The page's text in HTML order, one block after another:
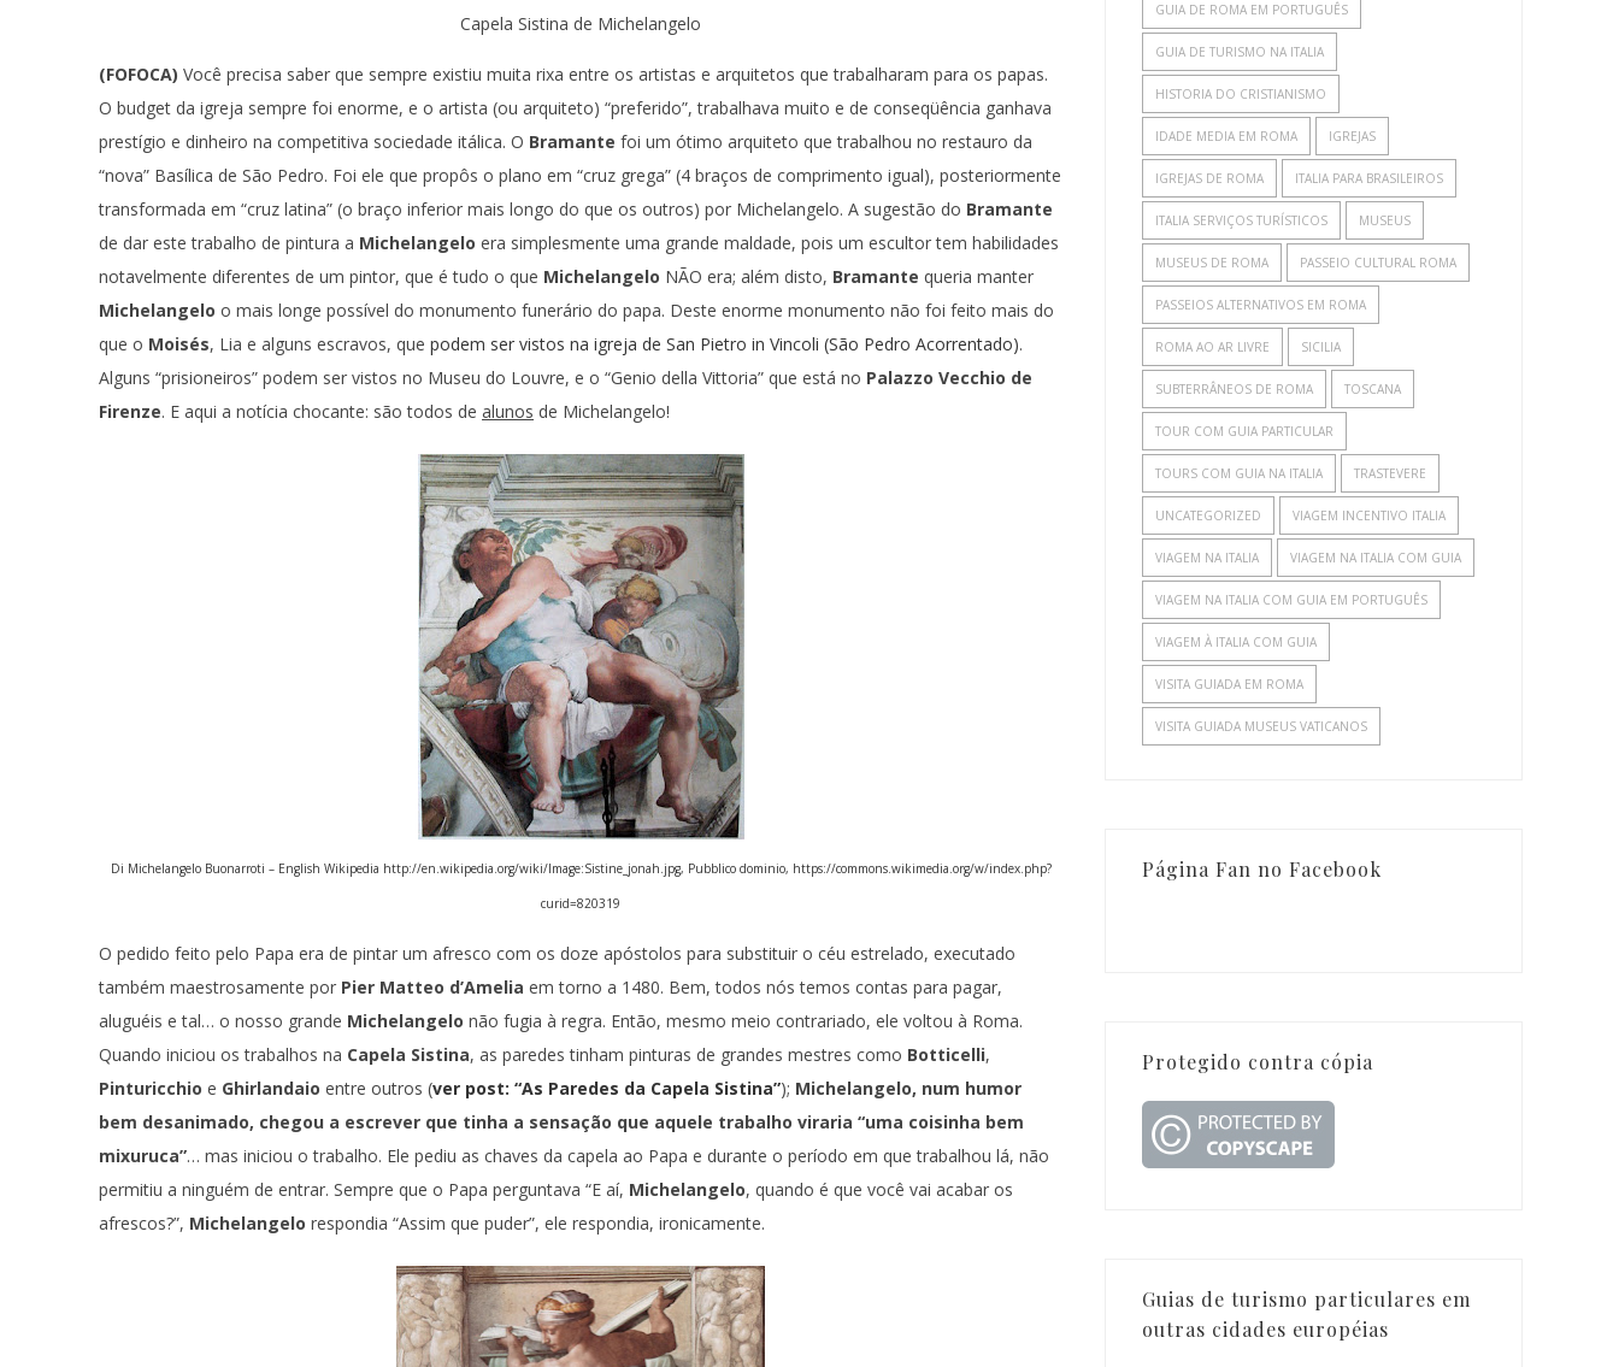
Capela Sistina de Michelangelo
(FOFOCA) Você precisa saber que sempre existiu muita rixa entre os artistas e arquitetos que trabalharam para os papas.
O budget da igreja sempre foi enorme, e o artista (ou arquiteto) “preferido”, trabalhava muito e de conseqüência ganhava
prestígio e dinheiro na competitiva sociedade itálica. O Bramante foi um ótimo arquiteto que trabalhou no restauro da
“nova” Basílica de São Pedro. Foi ele que propôs o plano em “cruz grega” (4 braços de comprimento igual), posteriormente
transformada em “cruz latina” (o braço inferior mais longo do que os outros) por Michelangelo. A sugestão do Bramante
de dar este trabalho de pintura a Michelangelo era simplesmente uma grande maldade, pois um escultor tem habilidades
notavelmente diferentes de um pintor, que é tudo o que Michelangelo NÃO era; além disto, Bramante queria manter
Michelangelo o mais longe possível do monumento funerário do papa. Deste enorme monumento não foi feito mais do
que o Moisés, Lia e alguns escravos, que podem ser vistos na igreja de San Pietro in Vincoli (São Pedro Acorrentado).
Alguns “prisioneiros” podem ser vistos no Museu do Louvre, e o “Genio della Vittoria” que está no Palazzo Vecchio de
Firenze. E aqui a notícia chocante: são todos de alunos de Michelangelo!
Di Michelangelo Buonarroti – English Wikipedia http://en.wikipedia.org/wiki/Image:Sistine_jonah.jpg, Pubblico dominio, https://commons.wikimedia.org/w/index.php?
curid=820319
O pedido feito pelo Papa era de pintar um afresco com os doze apóstolos para substituir o céu estrelado, executado
também maestrosamente por Pier Matteo d’Amelia em torno a 1480. Bem, todos nós temos contas para pagar,
aluguéis e tal… o nosso grande Michelangelo não fugia à regra. Então, mesmo meio contrariado, ele voltou à Roma.
Quando iniciou os trabalhos na Capela Sistina, as paredes tinham pinturas de grandes mestres como Botticelli,
Pinturicchio e Ghirlandaio entre outros (ver post: “As Paredes da Capela Sistina”); Michelangelo, num humor
bem desanimado, chegou a escrever que tinha a sensação que aquele trabalho viraria “uma coisinha bem
mixuruca”… mas iniciou o trabalho. Ele pediu as chaves da capela ao Papa e durante o período em que trabalhou lá, não
permitiu a ninguém de entrar. Sempre que o Papa perguntava “E aí, Michelangelo, quando é que você vai acabar os
afrescos?”, Michelangelo respondia “Assim que puder”, ele respondia, ironicamente.
GUIA DE ROMA EM PORTUGUÊS
GUIA DE TURISMO NA ITALIA
HISTORIA DO CRISTIANISMO
IDADE MEDIA EM ROMA IGREJAS
IGREJAS DE ROMA ITALIA PARA BRASILEIROS
ITALIA SERVIÇOS TURÍSTICOS MUSEUS
MUSEUS DE ROMA PASSEIO CULTURAL ROMA
PASSEIOS ALTERNATIVOS EM ROMA
ROMA AO AR LIVRE SICILIA
SUBTERRÂNEOS DE ROMA TOSCANA
TOUR COM GUIA PARTICULAR
TOURS COM GUIA NA ITALIA TRASTEVERE
UNCATEGORIZED VIAGEM INCENTIVO ITALIA
VIAGEM NA ITALIA VIAGEM NA ITALIA COM GUIA
VIAGEM NA ITALIA COM GUIA EM PORTUGUÊS
VIAGEM À ITALIA COM GUIA
VISITA GUIADA EM ROMA
VISITA GUIADA MUSEUS VATICANOS
Página Fan no Facebook
Protegido contra cópia
Guias de turismo particulares em
outras cidades européias